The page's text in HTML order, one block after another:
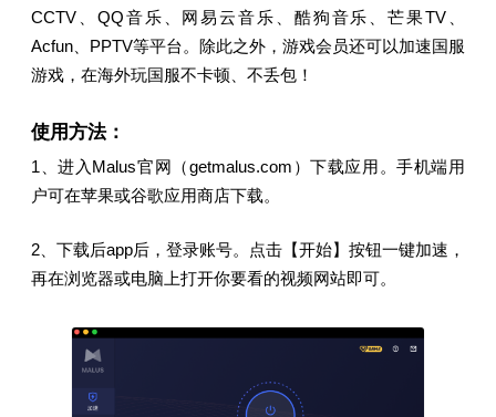
CCTV、QQ音乐、网易云音乐、酷狗音乐、芒果TV、
Acfun、PPTV等平台。除此之外，游戏会员还可以加速国服
游戏，在海外玩国服不卡顿、不丢包！
使用方法：
1、进入Malus官网（getmalus.com）下载应用。手机端用
户可在苹果或谷歌应用商店下载。
2、下载后app后，登录账号。点击【开始】按钮一键加速，
再在浏览器或电脑上打开你要看的视频网站即可。